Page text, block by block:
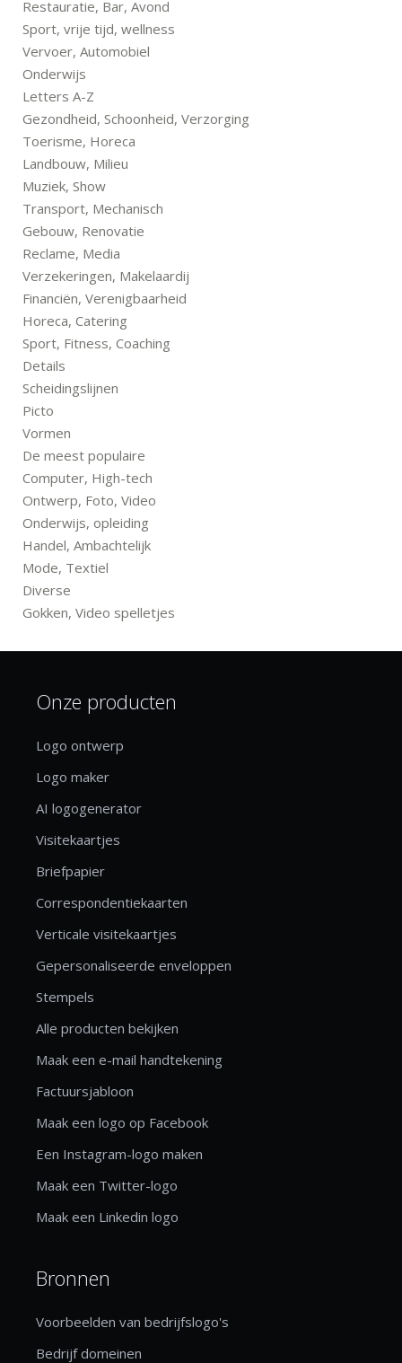
Restauratie, Bar, Avond
Sport, vrije tijd, wellness
Vervoer, Automobiel
Onderwijs
Letters A-Z
Gezondheid, Schoonheid, Verzorging
Toerisme, Horeca
Landbouw, Milieu
Muziek, Show
Transport, Mechanisch
Gebouw, Renovatie
Reclame, Media
Verzekeringen, Makelaardij
Financiën, Verenigbaarheid
Horeca, Catering
Sport, Fitness, Coaching
Details
Scheidingslijnen
Picto
Vormen
De meest populaire
Computer, High-tech
Ontwerp, Foto, Video
Onderwijs, opleiding
Handel, Ambachtelijk
Mode, Textiel
Diverse
Gokken, Video spelletjes
Onze producten
Logo ontwerp
Logo maker
AI logogenerator
Visitekaartjes
Briefpapier
Correspondentiekaarten
Verticale visitekaartjes
Gepersonaliseerde enveloppen
Stempels
Alle producten bekijken
Maak een e-mail handtekening
Factuursjabloon
Maak een logo op Facebook
Een Instagram-logo maken
Maak een Twitter-logo
Maak een Linkedin logo
Bronnen
Voorbeelden van bedrijfslogo's
Bedrijf domeinen